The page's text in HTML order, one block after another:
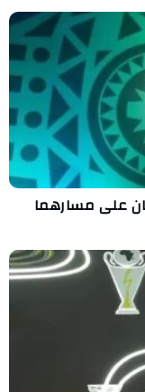
على مسارهما